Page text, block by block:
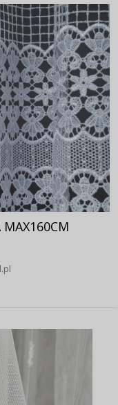
MAX160CM